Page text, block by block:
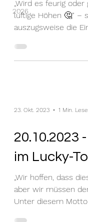
2026
„Wird es feurig
luftige Höhen 🤔“ –
auszugsweise die
23. Okt. 2023 1 Min.
20.10.2023
im Lucky-
„Wir hoffen, dass
aber wir müssen
Unter diesem